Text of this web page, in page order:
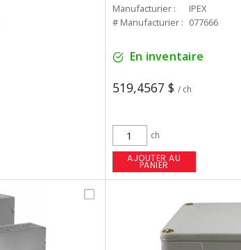
Manufacturier :
IPEX
# Manufacturier : 077666
En inventaire
519,4567 $ / ch
ch
AJOUTER AU
PANIER